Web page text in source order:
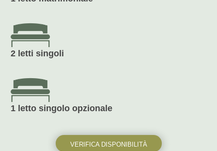
2 letti singoli
1 letto singolo opzionale
VERIFICA DISPONIBILITÀ